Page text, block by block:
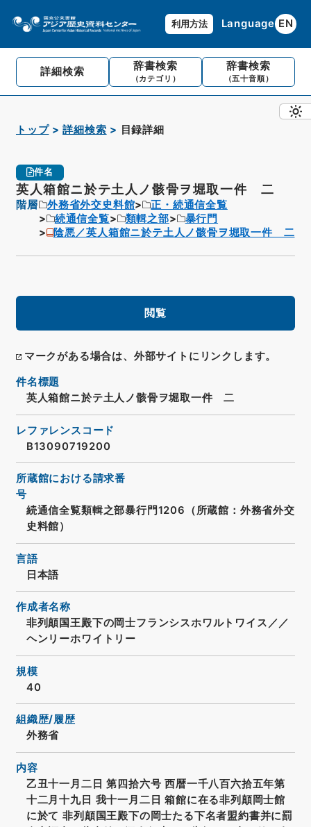
利用方法 Language EN
詳細検索 辞書検索
（カテゴリ）
辞書検索
（五十音順）
トップ 詳細検索 目録詳細
件名
英人箱館ニ於テ土人ノ骸骨ヲ堀取一件 二
階層 外務省外交史料館
正・続通信全覧
続通信全覧
類輯之部
暴行門
陰悪／英人箱館ニ於テ土人ノ骸骨ヲ堀取一件 二
閲覧
マークがある場合は、外部サイトにリンクします。
件名標題
英人箱館ニ於テ土人ノ骸骨ヲ堀取一件 二
レファレンスコード
B13090719200
所蔵館における請求番
号
続通信全覧類輯之部暴行門1206（所蔵館：外務省外交
史料館）
言語
日本語
作成者名称
非列顛国王殿下の岡士フランシスホワルトワイス／／
ヘンリーホワイトリー
規模
40
組織歴/履歴
外務省
内容
乙丑十一月二日 第四拾六号 西暦一千八百六拾五年第
十二月十九日 我十一月二日 箱館に在る非列顛岡士館
に於て 非列顛国王殿下の岡士たる下名者盟約書并に罰